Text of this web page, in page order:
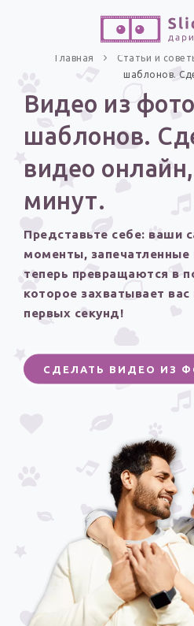
СОЗДАТЬ ВИДЕО
ПО ФОРМАТУ
Песни поздравления
Открытки
Стихи и тексты
ПРАЗДНИКИ
С Днем рождения
Юбилей
Годовщина свадьбы
Детям
Все родственники
ИНСТРУМЕНТЫ
ЦЕНЫ
ОТЗЫВЫ
Видео из
шаблонов.
видео
минут.
Представьте себе: ваши
моменты, запечатленные
теперь превращаются в
которое захватывает
первых секунд!
СДЕЛАТЬ ВИДЕО ИЗ
Главная Статьи и
шаблонов.